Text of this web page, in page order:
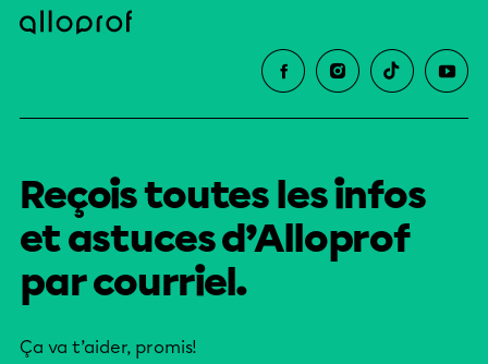
Reçois toutes les infos
et astuces d’Alloprof
par courriel.
Ça va t’aider, promis!